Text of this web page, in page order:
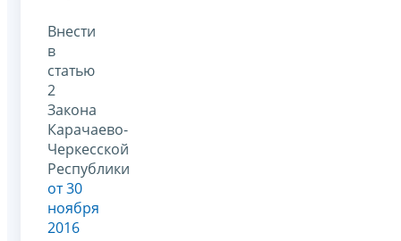
Внести
в
статью
2
Закона
Карачаево-
Черкесской
Республики
от 30
ноября
2016